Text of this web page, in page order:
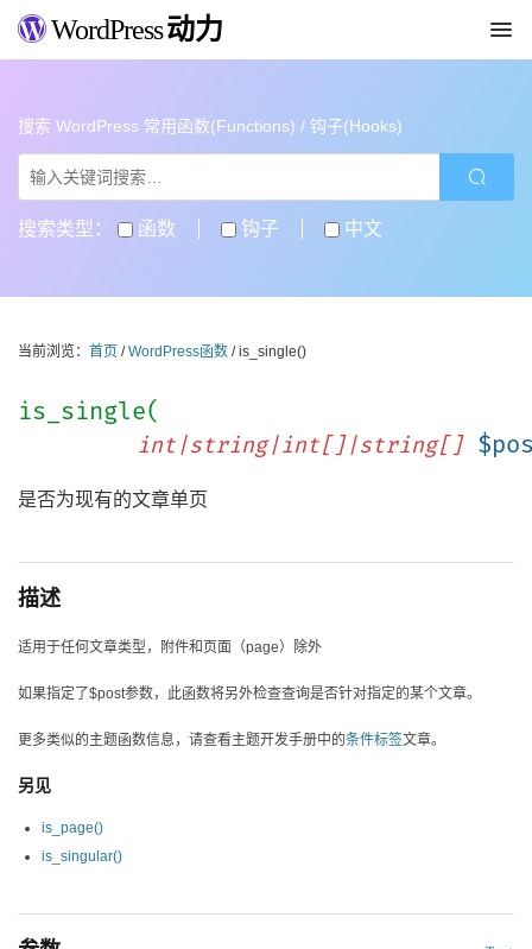
WordPress动力
搜索 WordPress 常用函数(Functions) / 钩子(Hooks)
搜索类型： 函数 钩子 中文
当前浏览： 首页 /WordPress函数 / is_single()
is_single(
int|string|int[]|string[]
是否为现有的文章单页
描述
适用于任何文章类型，附件和页面（page）除外
如果指定了$post参数，此函数将另外检查查询是否针对指定的某个文章。
更多类似的主题函数信息，请查看主题开发手册中的条件标签文章。
另见
is_page()
is_singular()